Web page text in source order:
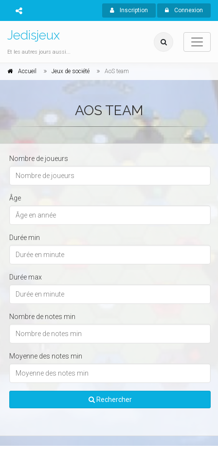
Inscription Connexion
Jedisjeux
Et les autres jours aussi...
Accueil Jeux de société AoS team
AOS TEAM
Nombre de joueurs
Âge
Durée min
Durée max
Nombre de notes min
Moyenne des notes min
Rechercher